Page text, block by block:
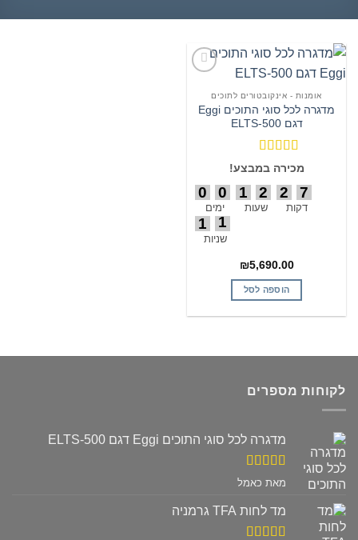
המשאלות
אומנות - אינקובטורים לתוכים
מדגרה לכל סוגי התוכים Eggi
דגם ELTS-500
דורג5מתוך
מכירה במבצע!
0 0
ימים 0 0
1 2
שעות 0 0
2 7
דקות
0
1
1
2
שניות
₪5,690.00
הוספה לסל
לקוחות מספרים
מדגרה לכל סוגי התוכים Eggi דגם ELTS-500
דורג 5מתוך
מאת כאמל
מד לחות TFA גרמניה